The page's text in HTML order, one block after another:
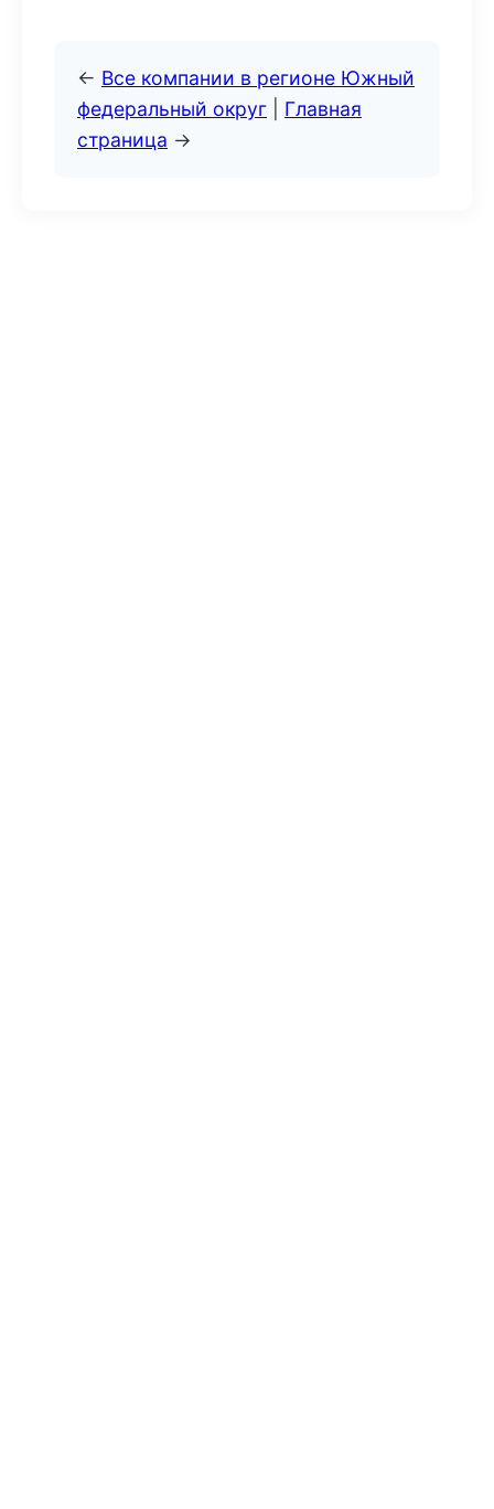
← Все компании в регионе Южный
федеральный округ
Главная
страница →